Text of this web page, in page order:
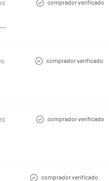
comprador verificado
comprador verificado
comprador verificado
comprador verificado